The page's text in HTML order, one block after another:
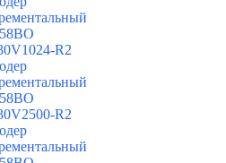
R2
R2